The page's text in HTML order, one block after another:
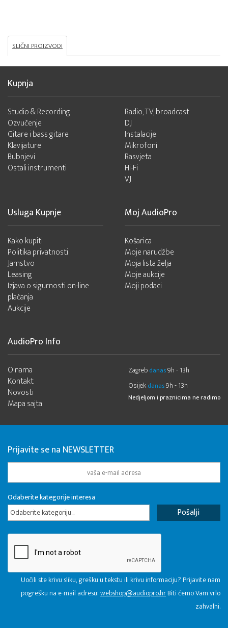
SLIČNI PROIZVODI
Kupnja
Studio & Recording
Ozvučenje
Gitare i bass gitare
Klavijature
Bubnjevi
Ostali instrumenti
Radio, TV, broadcast
DJ
Instalacije
Mikrofoni
Rasvjeta
Hi-Fi
VJ
Usluga Kupnje
Kako kupiti
Politika privatnosti
Jamstvo
Leasing
Izjava o sigurnosti on-line
plaćanja
Aukcije
Moj AudioPro
Košarica
Moje narudžbe
Moja lista želja
Moje aukcije
Moji podaci
AudioPro Info
O nama
Kontakt
Novosti
Mapa sajta
Zagreb danas9h - 13h
Osijek danas9h - 13h
Nedjeljom i praznicima ne radimo
Prijavite se na NEWSLETTER
Odaberite kategorije interesa
Odaberite kategoriju...
Uočili ste krivu sliku, grešku u tekstu ili krivu informaciju? Prijavite nam
pogrešku na e-mail adresu:webshop@audiopro.hrBiti ćemo Vam vrlo
zahvalni.